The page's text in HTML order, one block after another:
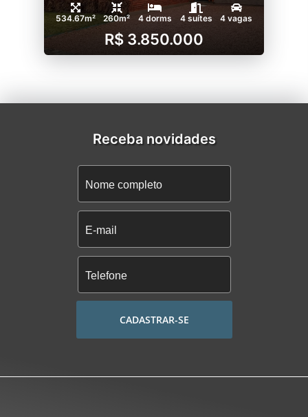
534.67m² 260m² 4 dorms 4 suítes 4 vagas
R$ 3.850.000
Receba novidades
CADASTRAR-SE